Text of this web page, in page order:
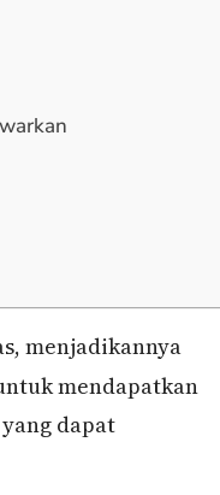
menjadikannya
mendapatkan
dapat